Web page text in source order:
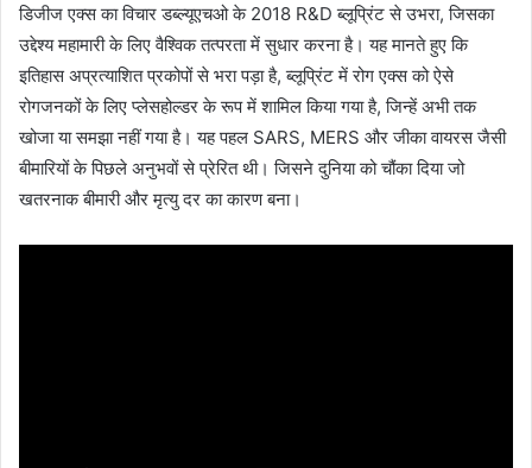
डिजीज एक्स का विचार डब्ल्यूएचओ के 2018 R&D ब्लूप्रिंट से उभरा, जिसका
उद्देश्य महामारी के लिए वैश्विक तत्परता में सुधार करना है। यह मानते हुए कि
इतिहास अप्रत्याशित प्रकोपों ​​से भरा पड़ा है, ब्लूप्रिंट में रोग एक्स को ऐसे
रोगजनकों के लिए प्लेसहोल्डर के रूप में शामिल किया गया है, जिन्हें अभी तक
खोजा या समझा नहीं गया है। यह पहल SARS, MERS और जीका वायरस जैसी
बीमारियों के पिछले अनुभवों से प्रेरित थी। जिसने दुनिया को चौंका दिया जो
खतरनाक बीमारी और मृत्यु दर का कारण बना।